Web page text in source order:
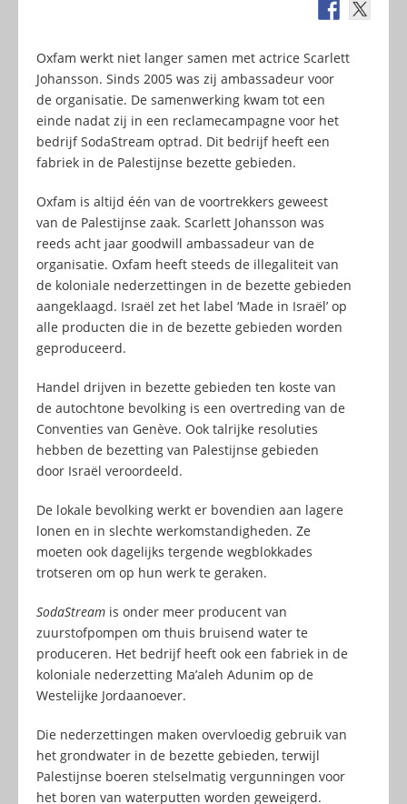
Oxfam werkt niet langer samen met actrice Scarlett
Johansson. Sinds 2005 was zij ambassadeur voor
de organisatie. De samenwerking kwam tot een
einde nadat zij in een reclamecampagne voor het
bedrijf SodaStream optrad. Dit bedrijf heeft een
fabriek in de Palestijnse bezette gebieden.
Oxfam is altijd één van de voortrekkers geweest
van de Palestijnse zaak. Scarlett Johansson was
reeds acht jaar goodwill ambassadeur van de
organisatie. Oxfam heeft steeds de illegaliteit van
de koloniale nederzettingen in de bezette gebieden
aangeklaagd. Israël zet het label ‘Made in Israël’ op
alle producten die in de bezette gebieden worden
geproduceerd.
Handel drijven in bezette gebieden ten koste van
de autochtone bevolking is een overtreding van de
Conventies van Genève. Ook talrijke resoluties
hebben de bezetting van Palestijnse gebieden
door Israël veroordeeld.
De lokale bevolking werkt er bovendien aan lagere
lonen en in slechte werkomstandigheden. Ze
moeten ook dagelijks tergende wegblokkades
trotseren om op hun werk te geraken.
SodaStream is onder meer producent van
zuurstofpompen om thuis bruisend water te
produceren. Het bedrijf heeft ook een fabriek in de
koloniale nederzetting Ma’aleh Adunim op de
Westelijke Jordaanoever.
Die nederzettingen maken overvloedig gebruik van
het grondwater in de bezette gebieden, terwijl
Palestijnse boeren stelselmatig vergunningen voor
het boren van waterputten worden geweigerd.